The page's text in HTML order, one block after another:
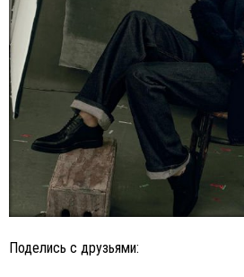
Поделись с друзьями: